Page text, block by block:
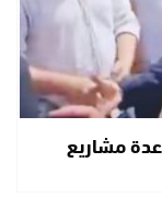
مشاريع